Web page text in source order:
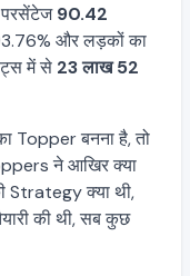
परसेंटेज90.42
और लड़कों का
में से 23 लाख 52
Topper बनना है, तो
ने आखिर क्या
Strategy क्या थी,
की थी, सब कुछ